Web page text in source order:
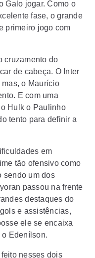
Galo jogar. Como o
fase, o grande
primeiro jogo com
cruzamento do
de cabeça. O Inter
o Maurício
E com uma
Hulk o Paulinho
tento para definir a
em
tão ofensivo como
sendo um dos
passou na frente
destaques do
e assistências,
ele se encaixa
o Edenílson.
nesses dois